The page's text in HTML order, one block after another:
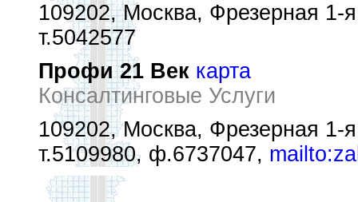
109202, Москва, Фрезерная 1-
т.5042577
Профи 21 Век карта
Консалтинговые Услуги
109202, Москва, Фрезерная 1-
т.5109980, ф.6737047,